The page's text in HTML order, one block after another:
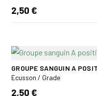
2,50 €
GROUPE SANGUIN A
Ecusson / Grade
2,50 €